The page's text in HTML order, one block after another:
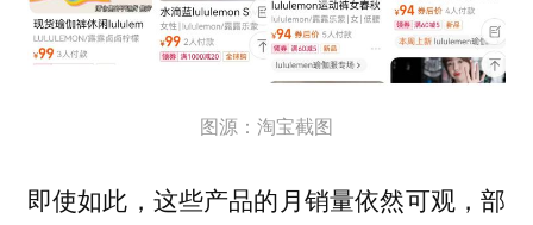
图源：淘宝截图
即使如此，这些产品的月销量依然可观，部